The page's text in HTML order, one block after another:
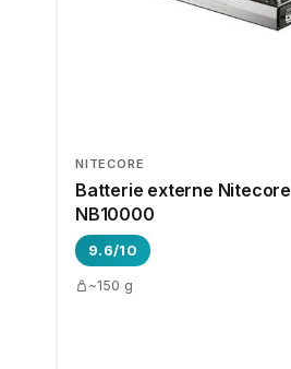
NITECORE
Batterie externe Nitecore
NB10000
9.6/10
~150 g